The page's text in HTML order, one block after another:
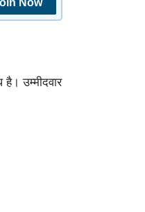
उम्मीदवार